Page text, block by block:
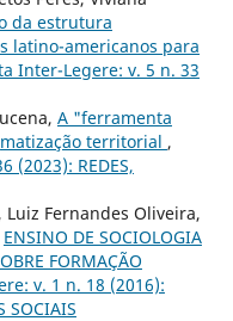
da estrutura
latino-americanos para
Inter-Legere: v. 5 n. 33
A "ferramenta
territorial ,
(2023): REDES,
Luiz Fernandes Oliveira,
ENSINO DE SOCIOLOGIA
FORMAÇÃO
v. 1 n. 18 (2016):
SOCIAIS